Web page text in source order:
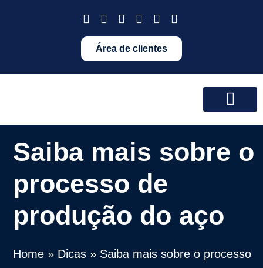
Área de clientes
Saiba mais sobre o
processo de
produção do aço
Home » Dicas » Saiba mais sobre o processo